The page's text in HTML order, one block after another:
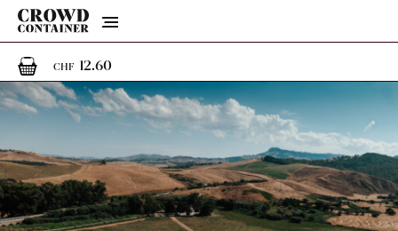
Menu
CHF 12.601 Artikel im Warenkorb